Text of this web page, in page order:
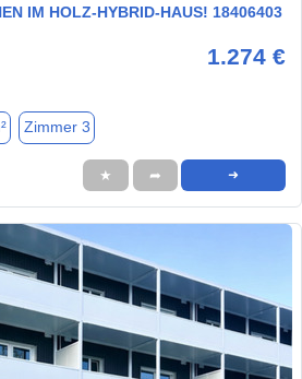
IM HOLZ-HYBRID-HAUS! 18406403
1.274 €
Zimmer 3
★ ➦ ➜